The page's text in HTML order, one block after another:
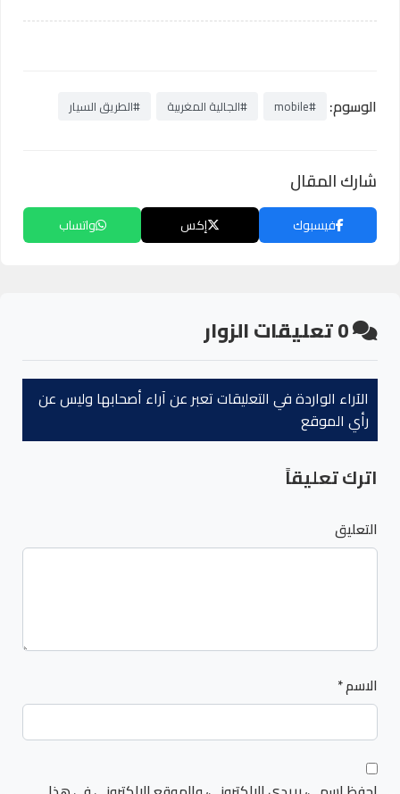
الوسوم: #mobile #الجالية المغربية #الطريق السيار
شارك المقال
فيسبوك إكس واتساب
0تعليقات الزوار
الآراء الواردة في التعليقات تعبر عن آراء أصحابها وليس عن
رأي الموقع
اترك تعليقاً
التعليق
الاسم*